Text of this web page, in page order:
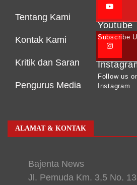
Tentang Kami
Kontak Kami
Kritik dan Saran
Pengurus Media
Youtube
Subscribe
Follow us
Instagram
ALAMAT & KONTAK
Bajenta News
Jl. Pemuda Km. 3,5 No.